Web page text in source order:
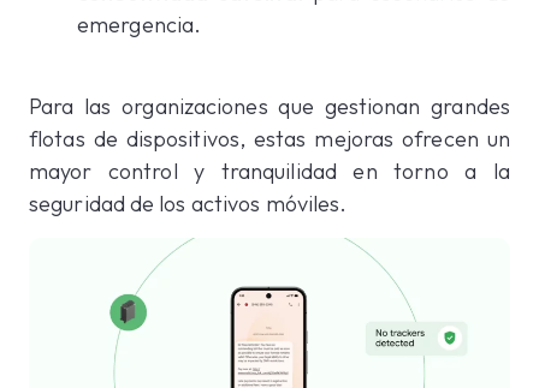
emergencia.
Para las organizaciones que gestionan grandes
flotas de dispositivos, estas mejoras ofrecen un
mayor control y tranquilidad en torno a la
seguridad de los activos móviles.